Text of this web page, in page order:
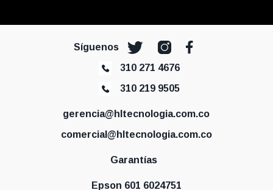
Síguenos
310 271 4676
310 219 9505
gerencia@hltecnologia.com.co
comercial@hltecnologia.com.co
Garantías
Epson 601 6024751